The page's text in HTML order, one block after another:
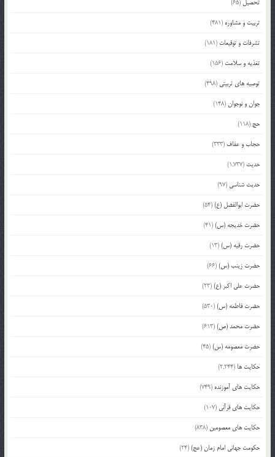
تحصیل (65)
تربیت و مشاوره (481)
تشرفات و توقیعات (181)
تغذیه و سلامت (156)
توصیه های تربیتی (498)
جوان و نوجوان(148)
حج (118)
حجاب و عفاف (333)
حدیث (1,737)
حدیث شناسی (97)
حضرت ابوالفضل (ع)(54)
حضرت خدیجه (س)(41)
حضرت رقیه (س)(13)
حضرت زینب (س)(66)
حضرت علی اکبر (ع)(23)
حضرت فاطمه (س)(530)
حضرت محمد (ص)(613)
حضرت معصومه (س)(45)
حکایت ها (2,244)
حکایت های آموزنده (749)
حکایت های قرآنی (107)
حکایت های معصومین (838)
حکومت جهانی امام زمان (عج)(24)